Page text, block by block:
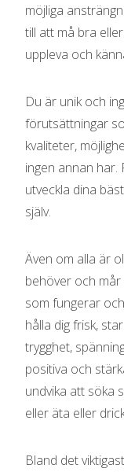
möjliga
till att må bra
uppleva och
Du är unik och
förutsättningar
kvaliteter,
ingen annan
utveckla dina
själv.
Även om alla är
behöver och
som fungerar
hålla dig frisk,
trygghet,
positiva och
undvika att söka
eller äta eller
Bland det